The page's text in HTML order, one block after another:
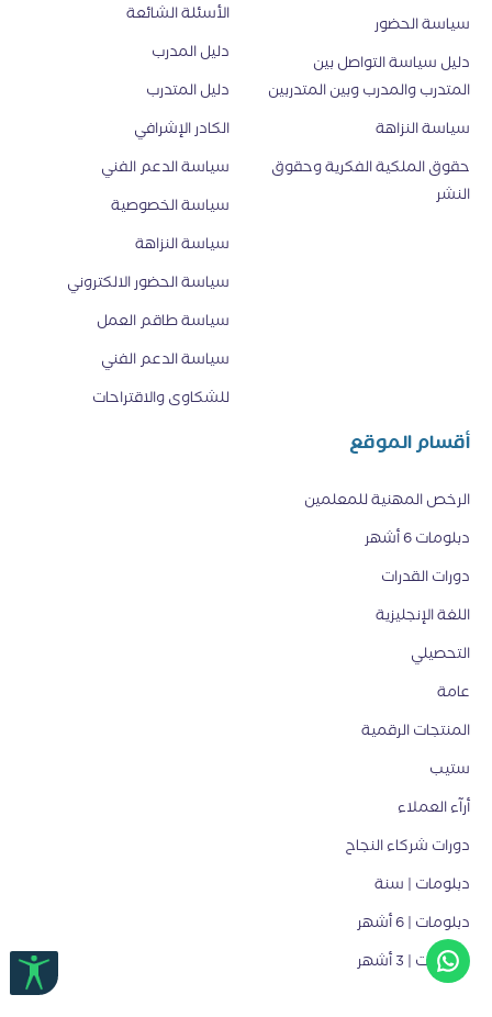
سياسة الحضور
دليل سياسة التواصل بين
المتدرب والمدرب وبين المتدربين
سياسة النزاهة
حقوق الملكية الفكرية وحقوق
النشر
الأسئلة الشائعة
دليل المدرب
دليل المتدرب
الكادر الإشرافي
سياسة الدعم الفني
سياسة الخصوصية
سياسة النزاهة
سياسة الحضور الالكتروني
سياسة طاقم العمل
سياسة الدعم الفني
للشكاوى والاقتراحات
أقسام الموقع
الرخص المهنية للمعلمين
دبلومات 6 أشهر
دورات القدرات
اللغة الإنجليزية
التحصيلي
عامة
المنتجات الرقمية
ستيب
أرآء العملاء
دورات شركاء النجاح
دبلومات | سنة
دبلومات | 6 أشهر
دبلومات | 3 أشهر